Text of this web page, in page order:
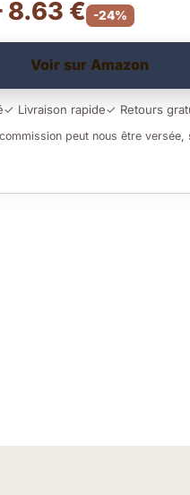
8.63 € -24%
Voir sur Amazon
✓ Livraison rapide✓ Retours
peut nous être